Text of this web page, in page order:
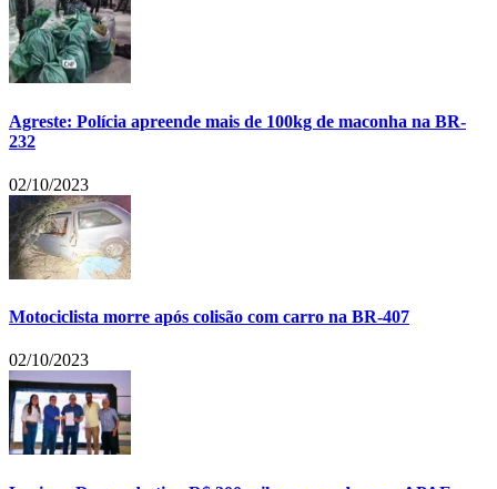
Agreste: Polícia apreende mais de 100kg de maconha na BR-
232
02/10/2023
Motociclista morre após colisão com carro na BR-407
02/10/2023